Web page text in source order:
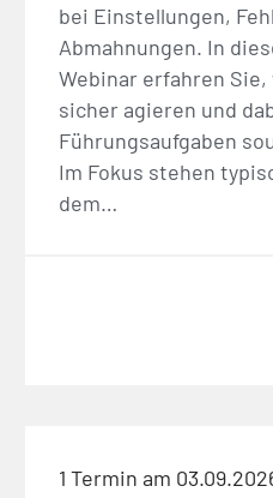
bei Einstellungen,
Abmahnungen. In
Webinar erfahren
sicher agieren und
Führungsaufgaben
Im Fokus stehen
dem…
1 Termin am